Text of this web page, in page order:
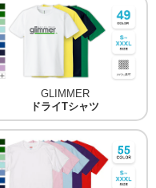
GLIMMER
ドライTシャツ